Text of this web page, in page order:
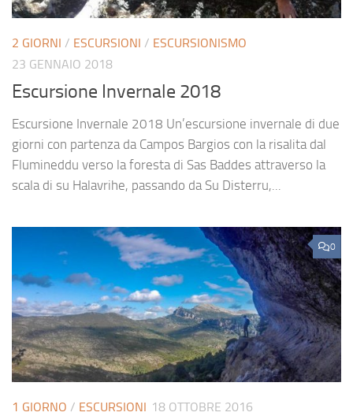
2 GIORNI / ESCURSIONI / ESCURSIONISMO
23 GENNAIO 2018
Escursione Invernale 2018
Escursione Invernale 2018 Un’escursione invernale di due
giorni con partenza da Campos Bargios con la risalita dal
Flumineddu verso la foresta di Sas Baddes attraverso la
scala di su Halavrihe, passando da Su Disterru,...
0
1 GIORNO / ESCURSIONI 18 OTTOBRE 2016